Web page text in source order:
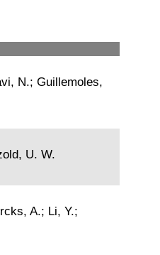
N.; Guillemoles,
U. W.
A.; Li, Y.;